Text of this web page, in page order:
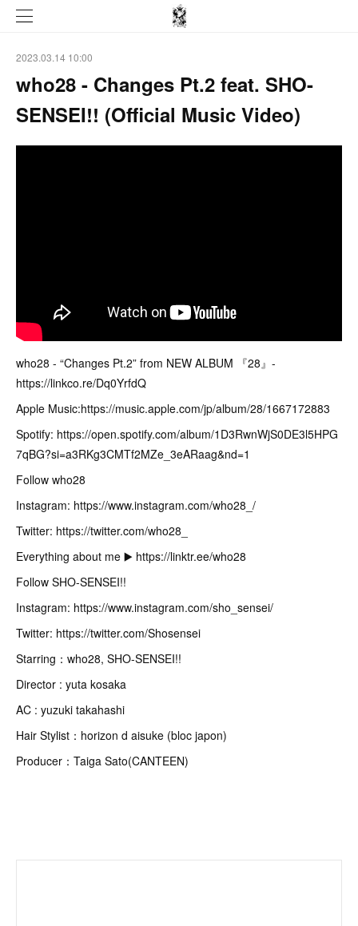
2023.03.14 10:00
who28 - Changes Pt.2 feat. SHO-
SENSEI!! (Official Music Video)
who28 - “Changes Pt.2” from NEW ALBUM 『28』-
https://linkco.re/Dq0YrfdQ
Apple Music:https://music.apple.com/jp/album/28/1667172883
Spotify: https://open.spotify.com/album/1D3RwnWjS0DE3l5HPG
7qBG?si=a3RKg3CMTf2MZe_3eARaag&nd=1
Follow who28
Instagram: https://www.instagram.com/who28_/
Twitter: https://twitter.com/who28_
Everything about me ▶️ https://linktr.ee/who28
Follow SHO-SENSEI!!
Instagram: https://www.instagram.com/sho_sensei/
Twitter: https://twitter.com/Shosensei
Starring：who28, SHO-SENSEI!!
Director : yuta kosaka
AC : yuzuki takahashi
Hair Stylist：horizon d aisuke (bloc japon)
Producer：Taiga Sato(CANTEEN)